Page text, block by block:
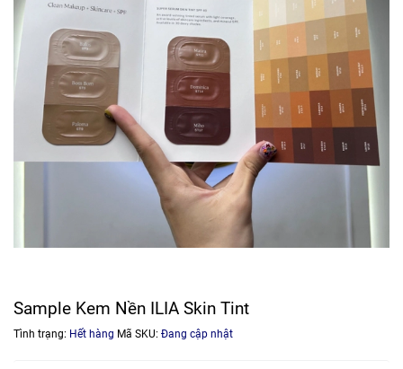
Sample Kem Nền ILIA Skin Tint
Tình trạng: Hết hàng Mã SKU: Đang cập nhật